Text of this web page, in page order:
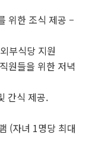
위한 조식 제공 –
부식당 지원
원들을 위한 저녁
간식 제공.
(자녀 1명당 최대